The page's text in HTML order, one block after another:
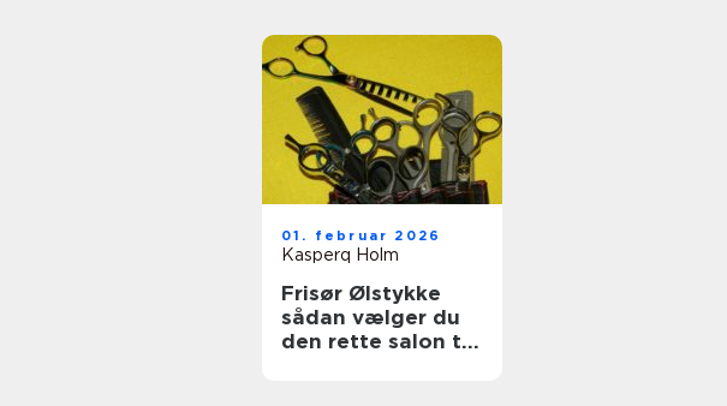
01. februar 2026
Kasperq Holm
Frisør Ølstykke
sådan vælger du
den rette salon til